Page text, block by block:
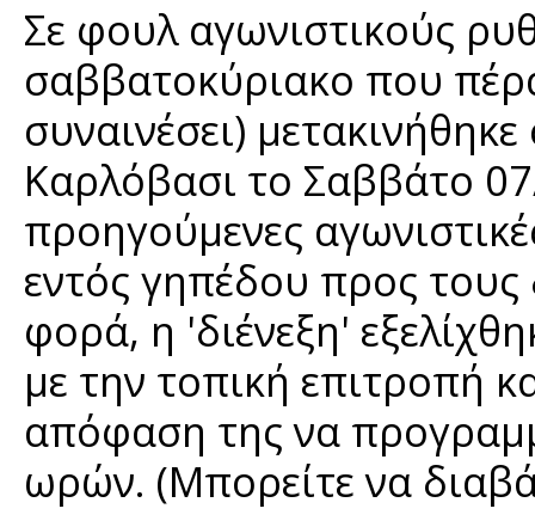
Σε φουλ αγωνιστικούς
σαββατοκύριακο που
συναινέσει)
Καρλόβασι το Σαββάτο
προηγούμενες
εντός γηπέδου προς τους
φορά, η 'διένεξη'
με την τοπική επιτροπή
απόφαση της να
ωρών. (Μπορείτε να